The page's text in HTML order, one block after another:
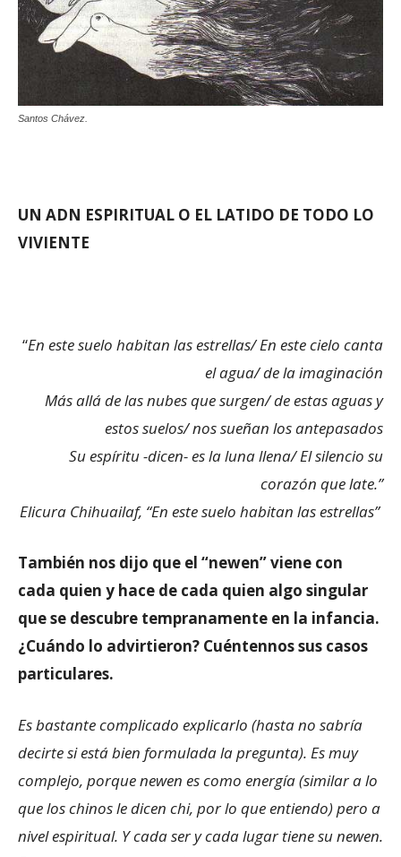
Santos Chávez.
UN ADN ESPIRITUAL O EL LATIDO DE TODO LO
VIVIENTE
“En este suelo habitan las estrellas/ En este cielo canta
el agua/ de la imaginación
Más allá de las nubes que surgen/ de estas aguas y
estos suelos/ nos sueñan los antepasados
Su espíritu -dicen- es la luna llena/ El silencio su
corazón que late.”
Elicura Chihuailaf, “En este suelo habitan las estrellas”
También nos dijo que el “newen” viene con
cada quien y hace de cada quien algo singular
que se descubre tempranamente en la infancia.
¿Cuándo lo advirtieron? Cuéntennos sus casos
particulares.
Es bastante complicado explicarlo (hasta no sabría
decirte si está bien formulada la pregunta). Es muy
complejo, porque newen es como energía (similar a lo
que los chinos le dicen chi, por lo que entiendo) pero a
nivel espiritual. Y cada ser y cada lugar tiene su newen.